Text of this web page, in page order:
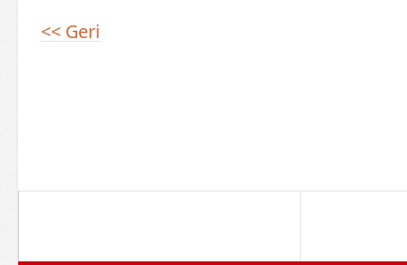
<< Geri